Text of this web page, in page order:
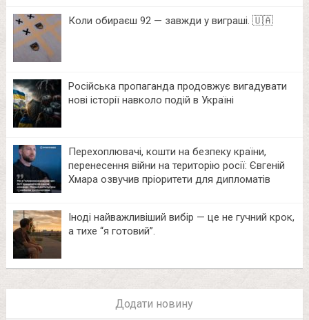
Коли обираєш 92 — завжди у виграші. 🇺🇦
Російська пропаганда продовжує вигадувати
нові історії навколо подій в Україні
Перехоплювачі, кошти на безпеку країни,
перенесення війни на територію росії: Євгеній
Хмара озвучив пріоритети для дипломатів
Іноді найважливіший вибір — це не гучний крок,
а тихе “я готовий”.
Додати новину